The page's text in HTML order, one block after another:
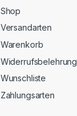
Shop
Versandarten
Warenkorb
Widerrufsbelehrung
Wunschliste
Zahlungsarten